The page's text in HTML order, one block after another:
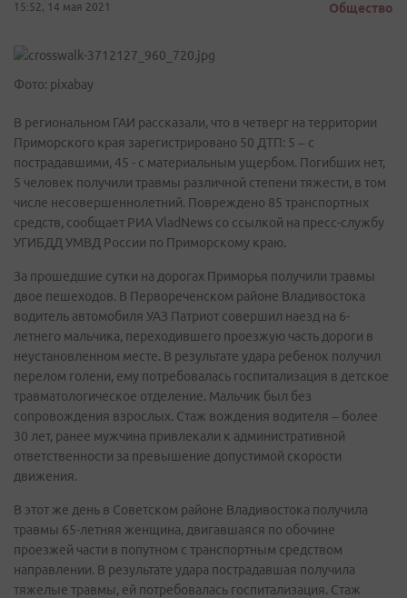
15:52, 14 мая 2021 Общество
Фото: pixabay
В региональном ГАИ рассказали, что в четверг на территории
Приморского края зарегистрировано 50 ДТП: 5 – с
пострадавшими, 45 - с материальным ущербом. Погибших нет,
5 человек получили травмы различной степени тяжести, в том
числе несовершеннолетний. Повреждено 85 транспортных
средств, сообщает РИА VladNews со ссылкой на пресс-службу
УГИБДД УМВД России по Приморскому краю.
За прошедшие сутки на дорогах Приморья получили травмы
двое пешеходов. В Первореченском районе Владивостока
водитель автомобиля УАЗ Патриот совершил наезд на 6-
летнего мальчика, переходившего проезжую часть дороги в
неустановленном месте. В результате удара ребенок получил
перелом голени, ему потребовалась госпитализация в детское
травматологическое отделение. Мальчик был без
сопровождения взрослых. Стаж вождения водителя – более
30 лет, ранее мужчина привлекали к административной
ответственности за превышение допустимой скорости
движения.
В этот же день в Советском районе Владивостока получила
травмы 65-летняя женщина, двигавшаяся по обочине
проезжей части в попутном с транспортным средством
направлении. В результате удара пострадавшая получила
тяжелые травмы, ей потребовалась госпитализация. Стаж